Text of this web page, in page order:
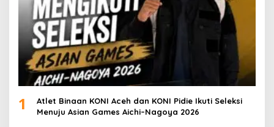
1
Atlet Binaan KONI Aceh dan KONI Pidie Ikuti Seleksi
Menuju Asian Games Aichi–Nagoya 2026